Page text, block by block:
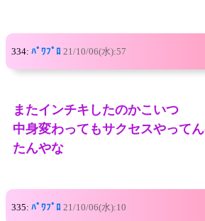
334: ﾊﾟﾜﾌﾟﾛ 21/10/06(水):57
またインチキしたのかこいつ
中身変わってもサクセスやって
たんやな
335: ﾊﾟﾜﾌﾟﾛ 21/10/06(水):10